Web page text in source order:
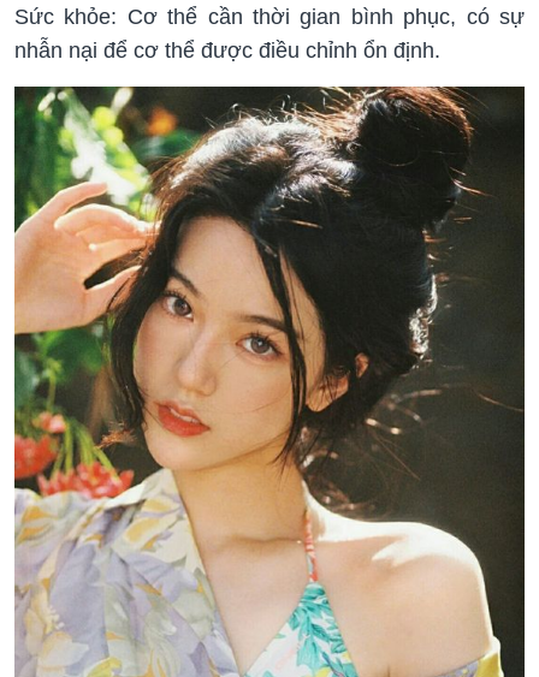
Sức khỏe: Cơ thể cần thời gian bình phục, có sự
nhẫn nại để cơ thể được điều chỉnh ổn định.